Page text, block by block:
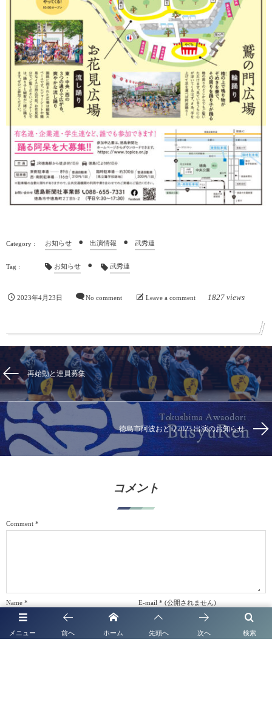
お知らせ 出演情報 武秀連
お知らせ 武秀連
2023年4月23日 No comment Leave a comment 1827 views
再始動と連員募集
徳島市阿波おどり2023 出演のお知らせ
コメント
Comment *
Name * E-mail * (公開されません)
URL
前へ 次へ
メニュー 検索
ホーム 先頭へ